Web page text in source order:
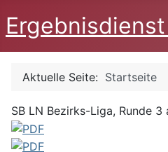
Aktuelle Seite: Startseite
SB LN Bezirks-Liga, Runde